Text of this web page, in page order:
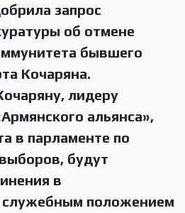
запрос
об отмене
бывшего
Кочаряна.
лидеру
альянса»,
в парламенте по
будут
в
служебным положением